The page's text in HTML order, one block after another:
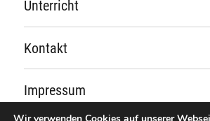
Unterricht
Kontakt
Impressum